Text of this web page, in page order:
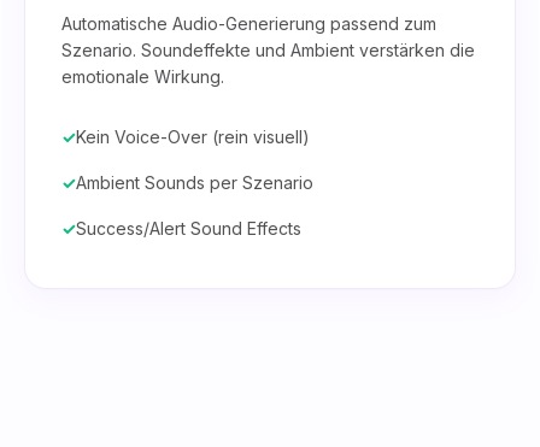
Automatische Audio-Generierung passend zum
Szenario. Soundeffekte und Ambient verstärken die
emotionale Wirkung.
Kein Voice-Over (rein visuell)
Ambient Sounds per Szenario
Success/Alert Sound Effects